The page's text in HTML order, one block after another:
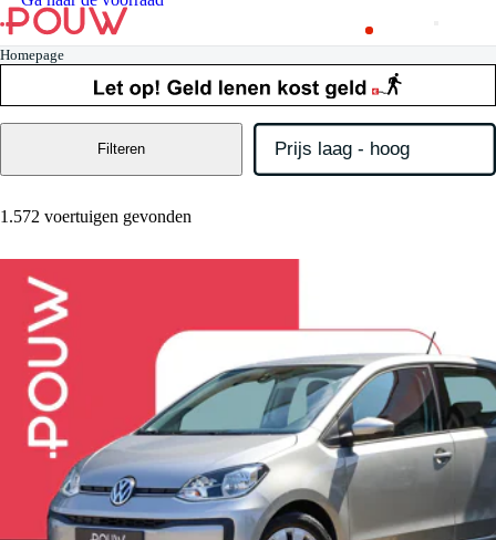
Homepage
1.572 voertuigen gevonden
Filteren